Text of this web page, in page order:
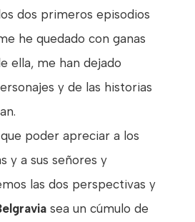
dos primeros episodios
he quedado con ganas
ella, me han dejado
y de las historias
poder apreciar a los
y a sus señores y
las dos perspectivas y
sea un cúmulo de